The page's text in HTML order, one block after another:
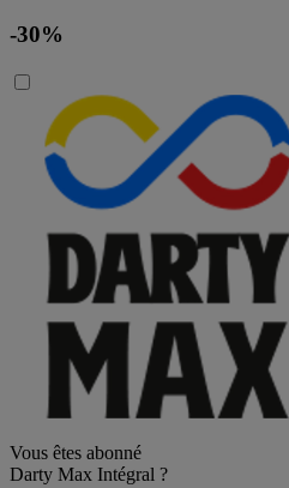
-30%
Vous êtes abonné
Darty Max Intégral ?